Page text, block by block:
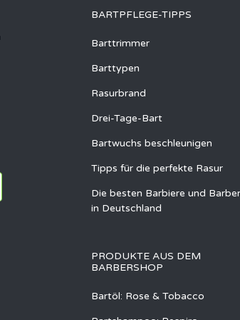
BARTPFLEGE-TIPPS
Barttrimmer
Barttypen
Rasurbrand
Drei-Tage-Bart
Bartwuchs beschleunigen
Tipps für die perfekte Rasur
Die besten Barbiere und
in Deutschland
PRODUKTE AUS DEM
BARBERSHOP
Bartöl: Rose & Tobacco